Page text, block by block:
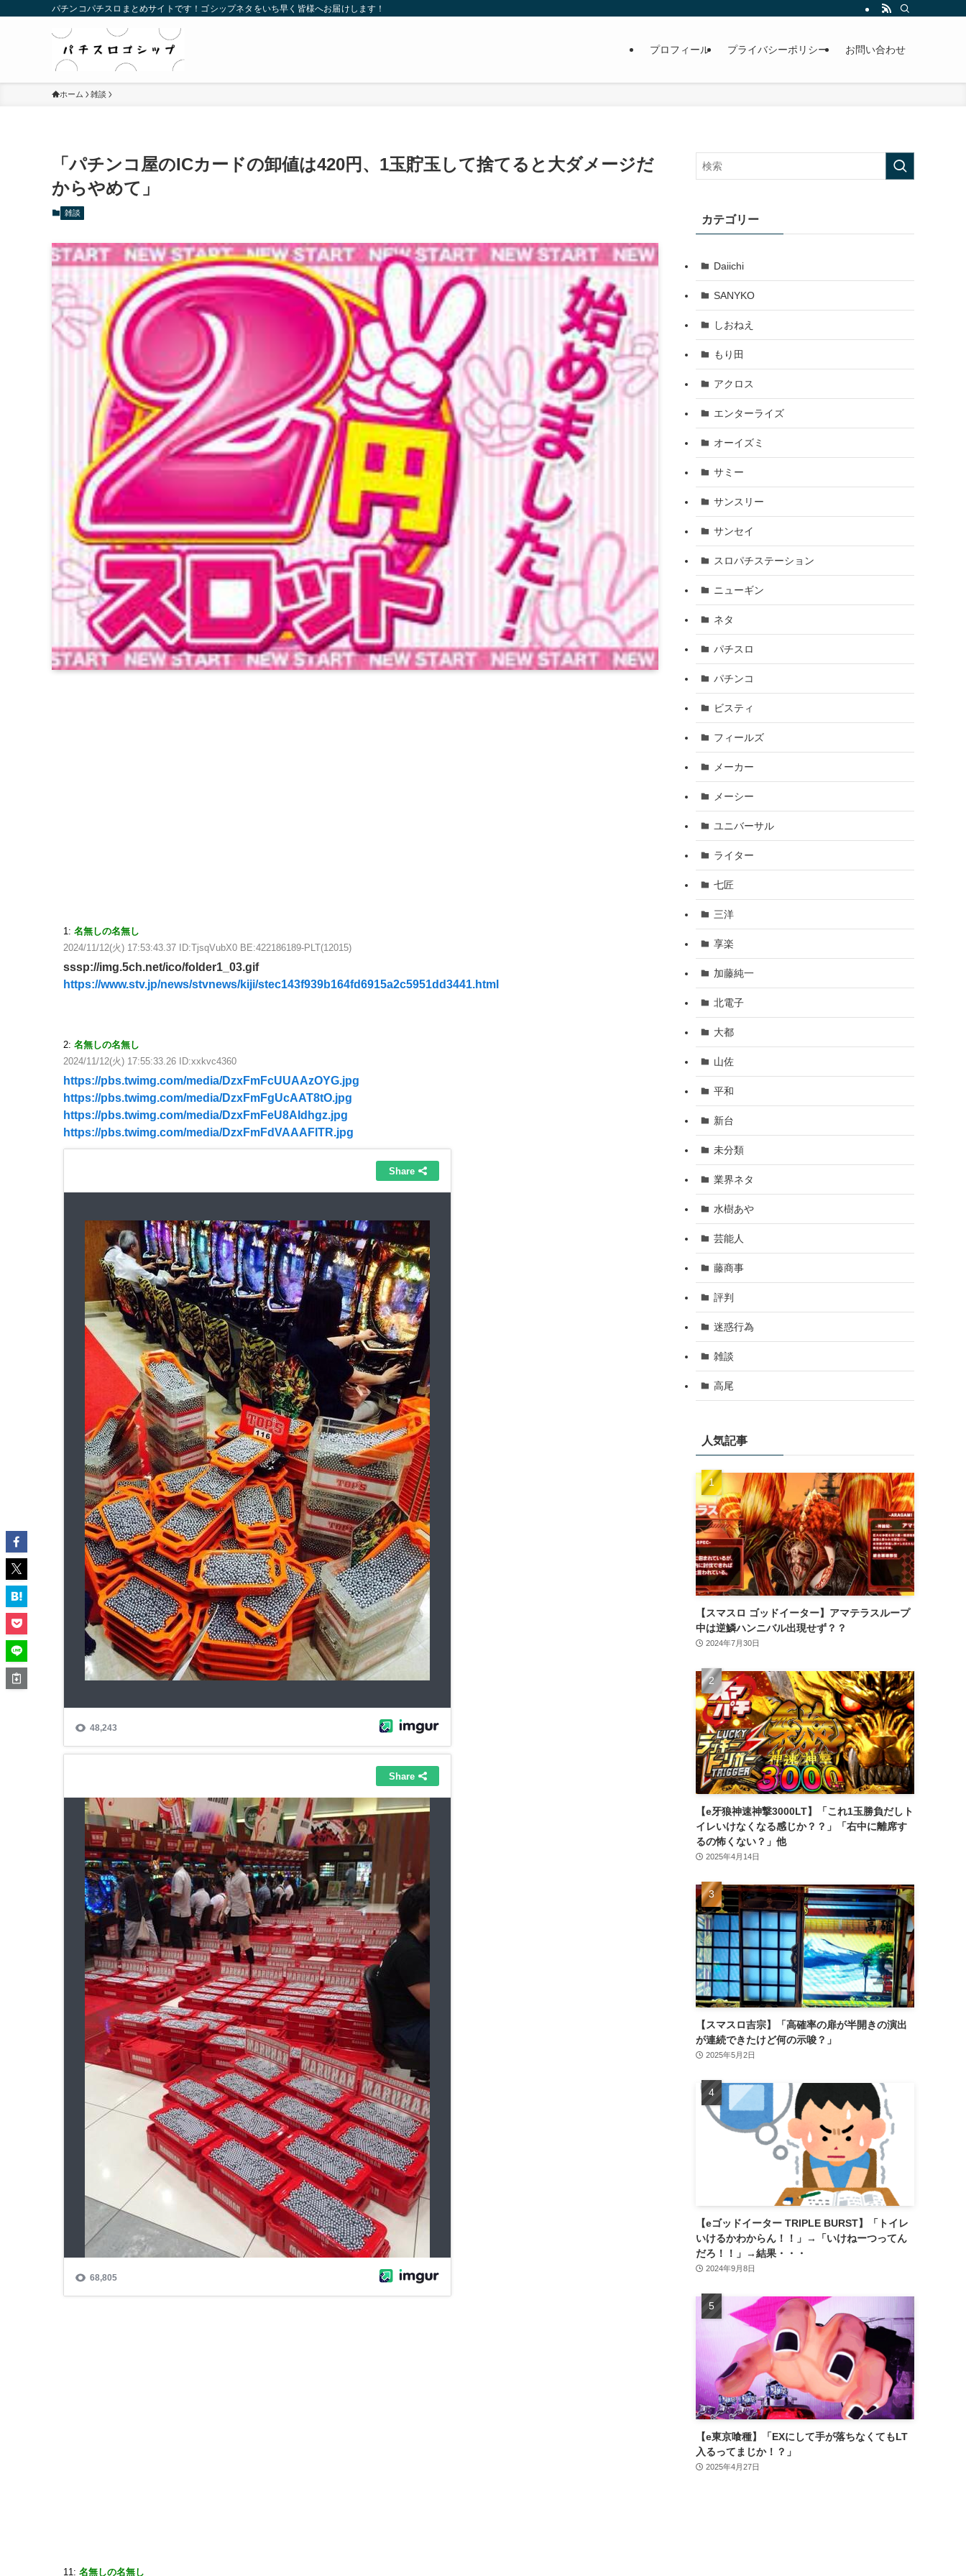
パチンコパチスロまとめサイトです！ゴシップネタをいち早く皆様へお届けします！
プロフィール プライバシーポリシー お問い合わせ
ホーム 雑談
「パチンコ屋のICカードの卸値は420円、1玉貯玉して捨てると大ダメージだ
からやめて」
雑談
1: 名無しの名無し
2024/11/12(火) 17:53:43.37 ID:TjsqVubX0 BE:422186189-PLT(12015)
sssp://img.5ch.net/ico/folder1_03.gif
https://www.stv.jp/news/stvnews/kiji/stec143f939b164fd6915a2c5951dd3441.html
2: 名無しの名無し
2024/11/12(火) 17:55:33.26 ID:xxkvc4360
https://pbs.twimg.com/media/DzxFmFcUUAAzOYG.jpg
https://pbs.twimg.com/media/DzxFmFgUcAAT8tO.jpg
https://pbs.twimg.com/media/DzxFmFeU8AIdhgz.jpg
https://pbs.twimg.com/media/DzxFmFdVAAAFlTR.jpg
11: 名無しの名無し
カテゴリー
Daiichi
SANYKO
しおねえ
もり田
アクロス
エンターライズ
オーイズミ
サミー
サンスリー
サンセイ
スロパチステーション
ニューギン
ネタ
パチスロ
パチンコ
ビスティ
フィールズ
メーカー
メーシー
ユニバーサル
ライター
七匠
三洋
享楽
加藤純一
北電子
大都
山佐
平和
新台
未分類
業界ネタ
水樹あや
芸能人
藤商事
評判
迷惑行為
雑談
高尾
人気記事
【スマスロ ゴッドイーター】アマテラスループ
中は逆鱗ハンニバル出現せず？？
2024年7月30日
【e牙狼神速神撃3000LT】「これ1玉勝負だしト
イレいけなくなる感じか？？」「右中に離席す
るの怖くない？」他
2025年4月14日
【スマスロ吉宗】「高確率の扉が半開きの演出
が連続できたけど何の示唆？」
2025年5月2日
【eゴッドイーター TRIPLE BURST】「トイレ
いけるかわからん！！」→「いけねーつってん
だろ！！」→結果・・・
2024年9月8日
【e東京喰種】「EXにして手が落ちなくてもLT
入るってまじか！？」
2025年4月27日